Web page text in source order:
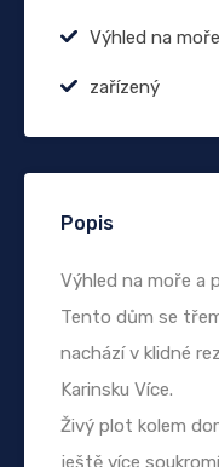
Výhled na moře
zařízený
Popis
Výhled na moře a
Tento dům se
nachází v klidné
Karinsku Více.
Živý plot kolem
ještě více